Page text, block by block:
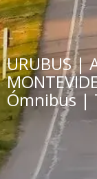
URUBUS |
Ómnibus |